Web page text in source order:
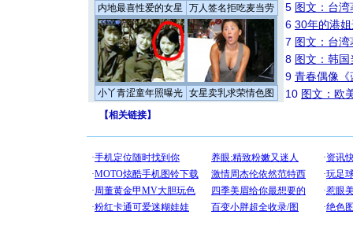
内地最喜性爱的女星 万人签名拒吃麦当劳
小丫青涩童年照曝光 女星卖乳求荣情色图
5 图文：台
6 30年的港
7 图文：台
8 图文：韩
9 青春偶像《
10 图文：欧
【相关链接】